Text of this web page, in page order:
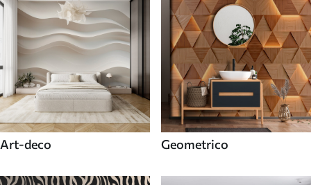
Art-deco Geometrico